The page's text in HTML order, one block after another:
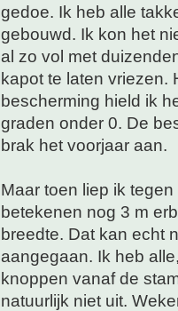
gedoe. Ik heb alle
gebouwd. Ik kon het
al zo vol met
kapot te laten vriezen.
bescherming hield ik
graden onder 0. De
brak het voorjaar aan.
Maar toen liep ik
betekenen nog 3 m
breedte. Dat kan echt
aangegaan. Ik heb
knoppen vanaf de
natuurlijk niet uit.